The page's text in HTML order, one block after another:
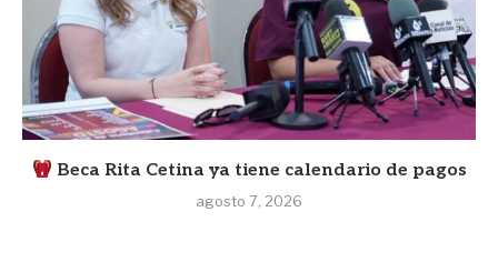
Beca Rita Cetina ya tiene calendario de pagos
agosto 7, 2026